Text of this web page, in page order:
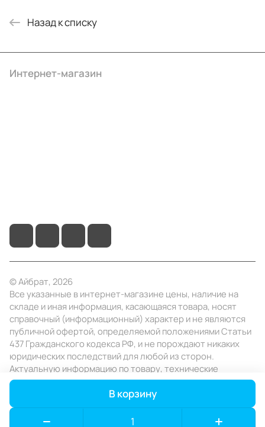
В корзину
Назад к списку
Интернет-магазин
© Айбрат, 2026
Все указанные в интернет-магазине цены, наличие на
складе и иная информация, касающаяся товара, носят
справочный (информационный) характер и не являются
публичной офертой, определяемой положениями Статьи
437 Гражданского кодекса РФ, и не порождают никаких
юридических последствий для любой из сторон.
Актуальную информацию по товару, технические
характеристики уточняйте в отделе продаж в день
Конфиденциальность
Оферта